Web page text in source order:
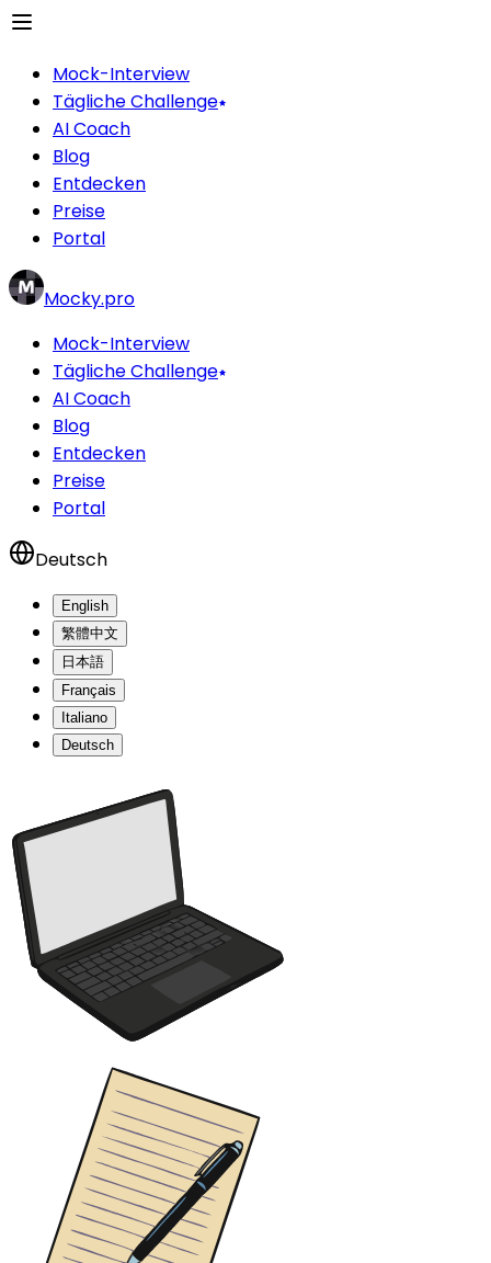
Mock-Interview
Tägliche Challenge
AI Coach
Blog
Entdecken
Preise
Portal
Mocky.pro
Mock-Interview
Tägliche Challenge
AI Coach
Blog
Entdecken
Preise
Portal
Deutsch
English
繁體中文
日本語
Français
Italiano
Deutsch